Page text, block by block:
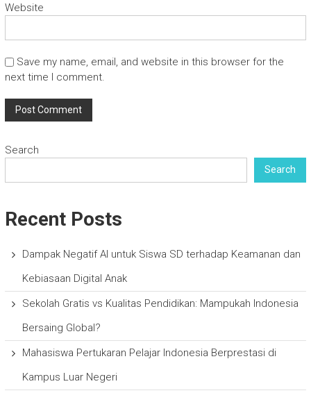
Website
Save my name, email, and website in this browser for the
next time I comment.
Search
Search
Recent Posts
Dampak Negatif AI untuk Siswa SD terhadap Keamanan dan
Kebiasaan Digital Anak
Sekolah Gratis vs Kualitas Pendidikan: Mampukah Indonesia
Bersaing Global?
Mahasiswa Pertukaran Pelajar Indonesia Berprestasi di
Kampus Luar Negeri